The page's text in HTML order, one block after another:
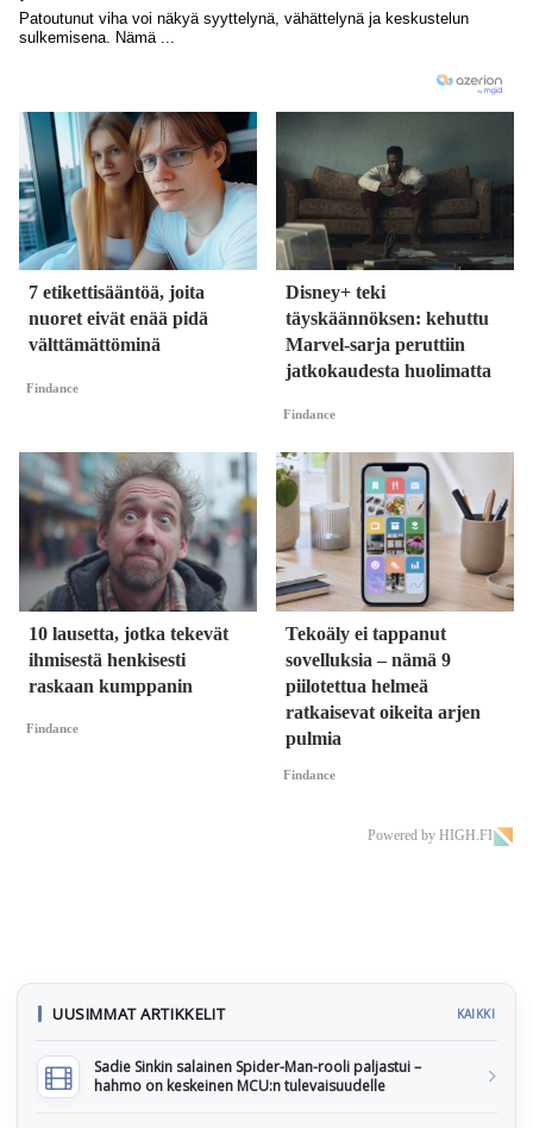
7 etikettisääntöä, joita
nuoret eivät enää pidä
välttämättöminä
Findance
Disney+ teki
täyskäännöksen: kehuttu
Marvel-sarja peruttiin
jatkokaudesta huolimatta
Findance
10 lausetta, jotka tekevät
ihmisestä henkisesti
raskaan kumppanin
Findance
Tekoäly ei tappanut
sovelluksia – nämä 9
piilotettua helmeä
ratkaisevat oikeita arjen
pulmia
Findance
Powered by HIGH.FI
UUSIMMAT ARTIKKELIT KAIKKI
Sadie Sinkin salainen Spider-Man-rooli paljastui –
hahmo on keskeinen MCU:n tulevaisuudelle